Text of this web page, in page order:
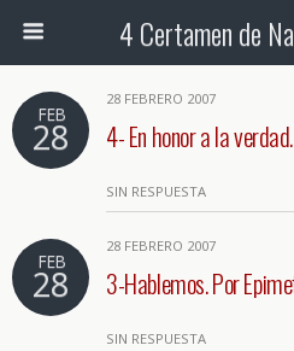
4 Certamen de
FEB
28
28 FEBRERO 2007
4- En honor a la
SIN RESPUESTA
FEB
28
28 FEBRERO 2007
3-Hablemos. Por
SIN RESPUESTA